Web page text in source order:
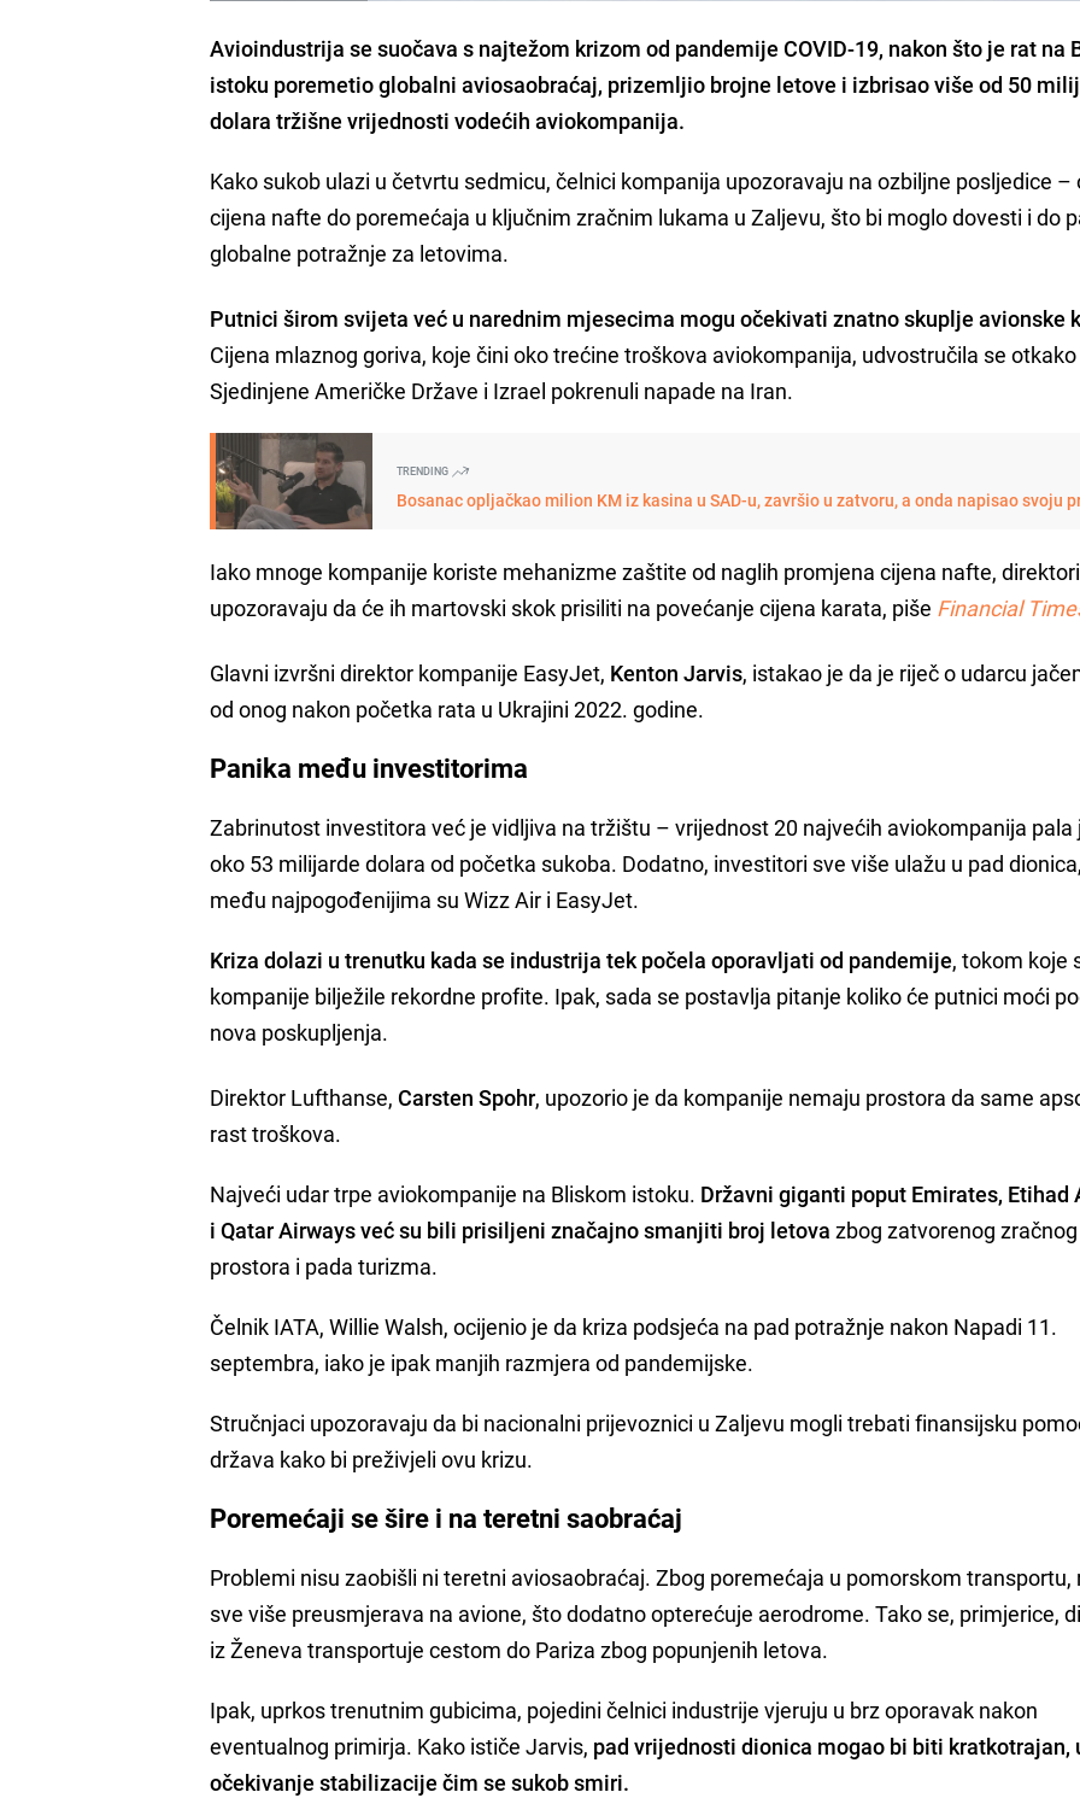
Avioindustrija se suočava s najtežom krizom od pandemije COVID-19, nakon što je rat na
istoku poremetio globalni aviosaobraćaj, prizemljio brojne letove i izbrisao više od 50
dolara tržišne vrijednosti vodećih aviokompanija.
Kako sukob ulazi u četvrtu sedmicu, čelnici kompanija upozoravaju na ozbiljne posljedice –
cijena nafte do poremećaja u ključnim zračnim lukama u Zaljevu, što bi moglo dovesti i do
globalne potražnje za letovima.
Putnici širom svijeta već u narednim mjesecima mogu očekivati znatno skuplje avionske
Cijena mlaznog goriva, koje čini oko trećine troškova aviokompanija, udvostručila se
Sjedinjene Američke Države i Izrael pokrenuli napade na Iran.
TRENDING
Bosanac opljačkao milion KM iz kasina u SAD-u, završio u zatvoru, a onda napisao svoju
Iako mnoge kompanije koriste mehanizme zaštite od naglih promjena cijena nafte, direktori
upozoravaju da će ih martovski skok prisiliti na povećanje cijena karata, piše Financial
Glavni izvršni direktor kompanije EasyJet, Kenton Jarvis, istakao je da je riječ o udarcu
od onog nakon početka rata u Ukrajini 2022. godine.
Panika među investitorima
Zabrinutost investitora već je vidljiva na tržištu – vrijednost 20 najvećih aviokompanija pala
oko 53 milijarde dolara od početka sukoba. Dodatno, investitori sve više ulažu u pad
među najpogođenijima su Wizz Air i EasyJet.
Kriza dolazi u trenutku kada se industrija tek počela oporavljati od pandemije, tokom koje
kompanije bilježile rekordne profite. Ipak, sada se postavlja pitanje koliko će putnici moći
nova poskupljenja.
Direktor Lufthanse,Carsten Spohr, upozorio je da kompanije nemaju prostora da same
rast troškova.
Najveći udar trpe aviokompanije na Bliskom istoku. Državni giganti poput Emirates, Etihad
i Qatar Airways već su bili prisiljeni značajno smanjiti broj letova zbog zatvorenog zračnog
prostora i pada turizma.
Čelnik IATA, Willie Walsh, ocijenio je da kriza podsjeća na pad potražnje nakon Napadi 11.
septembra, iako je ipak manjih razmjera od pandemijske.
Stručnjaci upozoravaju da bi nacionalni prijevoznici u Zaljevu mogli trebati finansijsku
država kako bi preživjeli ovu krizu.
Poremećaji se šire i na teretni saobraćaj
Problemi nisu zaobišli ni teretni aviosaobraćaj. Zbog poremećaja u pomorskom transportu,
sve više preusmjerava na avione, što dodatno opterećuje aerodrome. Tako se, primjerice,
iz Ženeva transportuje cestom do Pariza zbog popunjenih letova.
Ipak, uprkos trenutnim gubicima, pojedini čelnici industrije vjeruju u brz oporavak nakon
eventualnog primirja. Kako ističe Jarvis, pad vrijednosti dionica mogao bi biti kratkotrajan,
očekivanje stabilizacije čim se sukob smiri.